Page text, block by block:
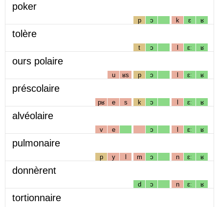
poker
p ɔ k ɛ ʁ
tolère
t ɔ l ɛː ʁ
ours polaire
u ʁs p ɔ l ɛː ʁ
préscolaire
pʁ e s k ɔ l ɛː ʁ
alvéolaire
v e ɔ l ɛː ʁ
pulmonaire
p y l m ɔ n ɛː ʁ
donnèrent
d ɔ n ɛː ʁ
tortionnaire